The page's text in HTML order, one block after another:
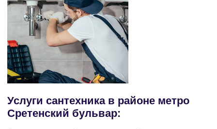
Услуги сантехника в районе метро
Сретенский бульвар: